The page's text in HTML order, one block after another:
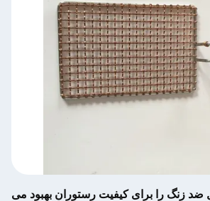
ضد زنگ را برای کیفیت رستوران بهبود می